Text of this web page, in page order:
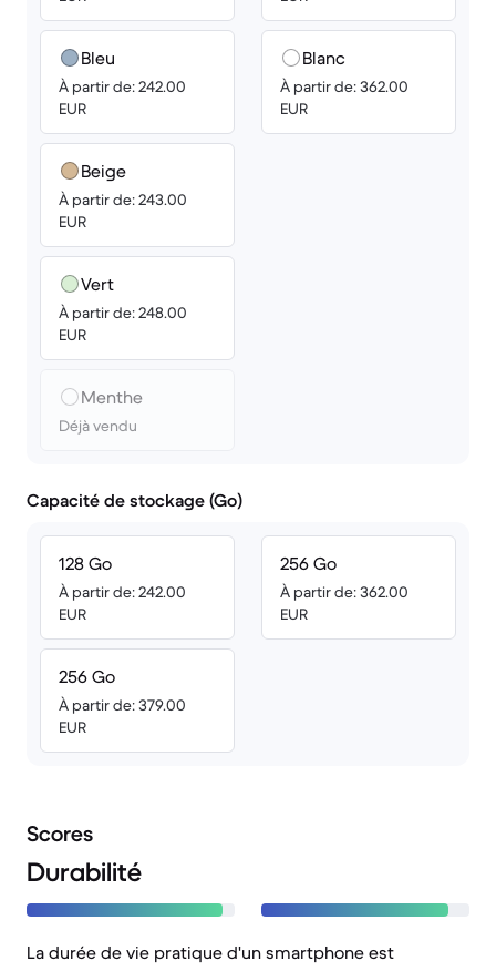
Bleu
À partir de: 242.00
EUR
Beige
À partir de: 243.00
EUR
Vert
À partir de: 248.00
EUR
Menthe
Déjà vendu
Blanc
À partir de: 362.00
EUR
Capacité de stockage (Go)
128 Go
À partir de: 242.00
EUR
256 Go
À partir de: 379.00
EUR
256 Go
À partir de: 362.00
EUR
Scores
Durabilité
La durée de vie pratique d'un smartphone est